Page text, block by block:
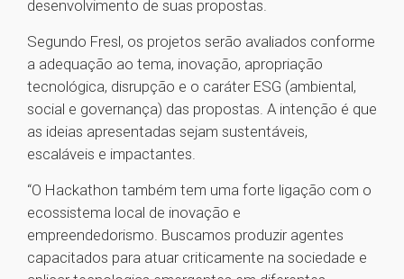
desenvolvimento de suas propostas.
Segundo Fresl, os projetos serão avaliados conforme
a adequação ao tema, inovação, apropriação
tecnológica, disrupção e o caráter ESG (ambiental,
social e governança) das propostas. A intenção é que
as ideias apresentadas sejam sustentáveis,
escaláveis e impactantes.
“O Hackathon também tem uma forte ligação com o
ecossistema local de inovação e
empreendedorismo. Buscamos produzir agentes
capacitados para atuar criticamente na sociedade e